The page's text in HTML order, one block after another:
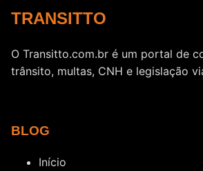
TRANSITTO
O Transitto.com.br é um portal de
trânsito, multas, CNH e legislação
BLOG
Início